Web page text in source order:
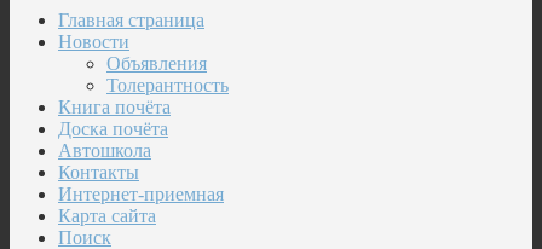
Главная страница
Новости
Объявления
Толерантность
Книга почёта
Доска почёта
Автошкола
Контакты
Интернет-приемная
Карта сайта
Поиск